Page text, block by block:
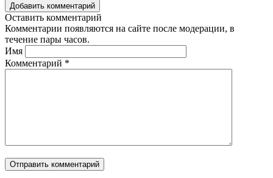
Добавить комментарий
Оставить комментарий
Комментарии появляются на сайте после модерации, в
течение пары часов.
Имя
Комментарий *